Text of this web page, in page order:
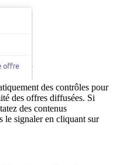
des contrôles pour
des offres diffusées. Si
des contenus
le signaler en cliquant sur